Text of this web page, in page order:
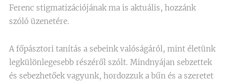
Ferenc stigmatizációjának ma is aktuális, hozzánk
szóló üzenetére.
A főpásztori tanítás a sebeink valóságáról, mint életünk
legkülönlegesebb részéről szólt. Mindnyájan sebzettek
és sebezhetőek vagyunk, hordozzuk a bűn és a szeretet